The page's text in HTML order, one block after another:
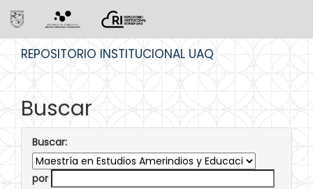
REPOSITORIO INSTITUCIONAL UAQ
Buscar
Buscar:
por